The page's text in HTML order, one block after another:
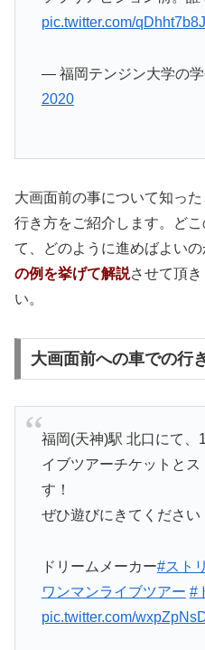
pic.twitter.com/
— 福岡テンジン大学の
2020
大画面前の事について知っ
行き方をご紹介します。ど
て、どのように進めばよい
の例を挙げて解説させて頂
い。
大画面前への車での行
福岡(天神)駅 北口にて、
イブツアーチケットとス
す！
ぜひ遊びにきてください
ドリームメーカー#スト
ワンマンライブツアー #
pic.twitter.com/